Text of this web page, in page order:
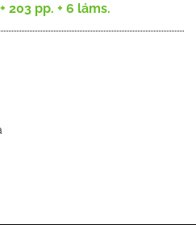
203 pp. + 6 láms.